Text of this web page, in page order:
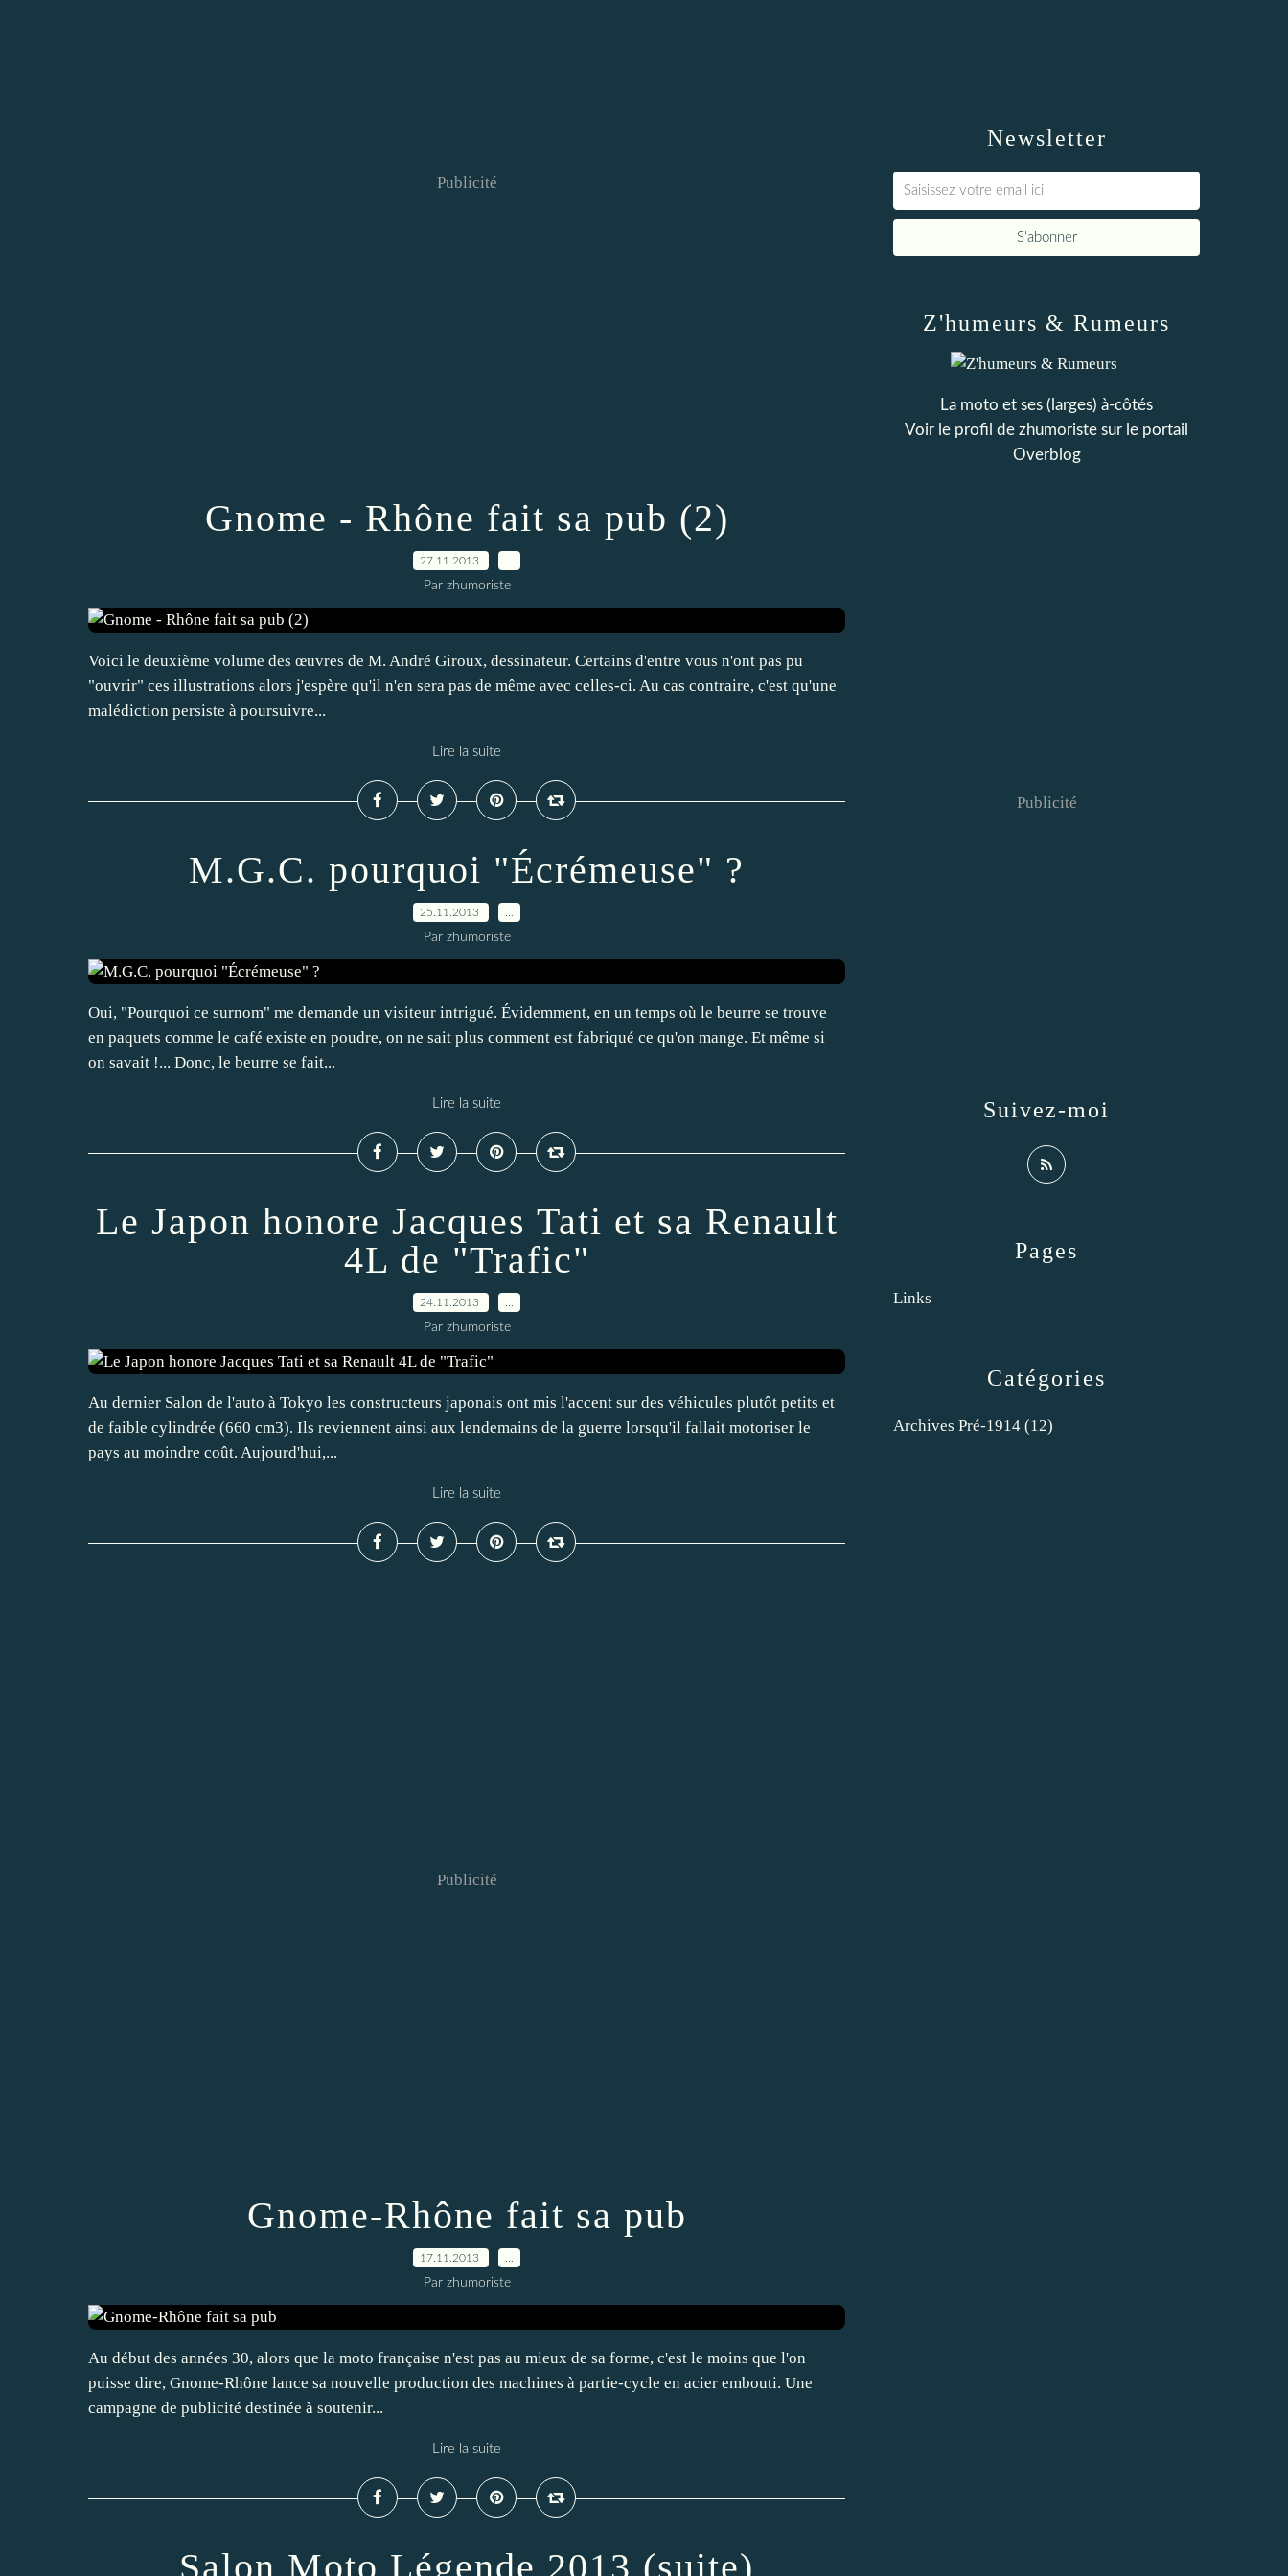
Publicité
Gnome - Rhône fait sa pub (2)
27.11.2013
Par zhumoriste
Voici le deuxième volume des œuvres de M. André Giroux, dessinateur. Certains d'entre vous n'ont pas pu
"ouvrir" ces illustrations alors j'espère qu'il n'en sera pas de même avec celles-ci. Au cas contraire, c'est qu'une
malédiction persiste à poursuivre...
Lire la suite
M.G.C. pourquoi "Écrémeuse" ?
25.11.2013
Par zhumoriste
Oui, "Pourquoi ce surnom" me demande un visiteur intrigué. Évidemment, en un temps où le beurre se trouve
en paquets comme le café existe en poudre, on ne sait plus comment est fabriqué ce qu'on mange. Et même si
on savait !... Donc, le beurre se fait...
Lire la suite
Le Japon honore Jacques Tati et sa Renault
4L de "Trafic"
24.11.2013
Par zhumoriste
Au dernier Salon de l'auto à Tokyo les constructeurs japonais ont mis l'accent sur des véhicules plutôt petits et
de faible cylindrée (660 cm3). Ils reviennent ainsi aux lendemains de la guerre lorsqu'il fallait motoriser le
pays au moindre coût. Aujourd'hui,...
Lire la suite
Publicité
Gnome-Rhône fait sa pub
17.11.2013
Par zhumoriste
Au début des années 30, alors que la moto française n'est pas au mieux de sa forme, c'est le moins que l'on
puisse dire, Gnome-Rhône lance sa nouvelle production des machines à partie-cycle en acier embouti. Une
campagne de publicité destinée à soutenir...
Lire la suite
Salon Moto Légende 2013 (suite)
Newsletter
Catégories
Archives Pré-1914 (12)
Pages
Links
Z'humeurs & Rumeurs
La moto et ses (larges) à-côtés
Voir le profil de zhumoriste sur le portail
Overblog
Suivez-moi
Publicité